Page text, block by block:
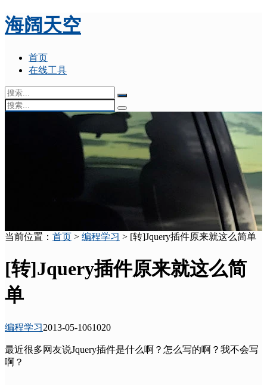
海阔天空
首页
在线工具
当前位置： 首页 > 编程学习 > [转]Jquery插件原来就这么简单
[转]Jquery插件原来就这么简
单
编程学习2013-05-1061020
最近很多网友说Jquery插件是什么啊？怎么写的啊？我不会写
啊？